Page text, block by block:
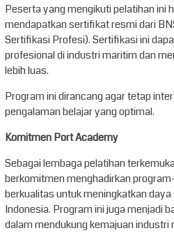
Peserta yang mengikuti pelatihan ini
mendapatkan sertifikat resmi dari
Sertifikasi Profesi). Sertifikasi ini
profesional di industri maritim dan
lebih luas.
Program ini dirancang agar tetap
pengalaman belajar yang optimal.
Komitmen Port Academy
Sebagai lembaga pelatihan
berkomitmen menghadirkan
berkualitas untuk meningkatkan
Indonesia. Program ini juga menjadi
dalam mendukung kemajuan industri